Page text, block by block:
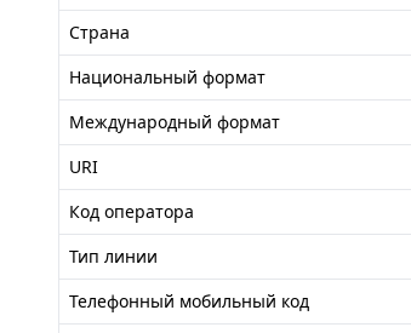
Страна
Национальный формат
Международный формат
URI
Код оператора
Тип линии
Телефонный мобильный код